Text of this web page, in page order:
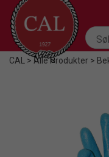
CAL >Alle Produkter>